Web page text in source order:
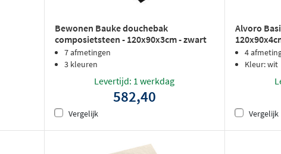
Bewonen Bauke douchebak
composietsteen - 120x90x3cm - zwart
7 afmetingen
3 kleuren
Levertijd: 1 werkdag
582,40
Vergelijk
Alvoro
4
Kleur: wit
Vergelijk